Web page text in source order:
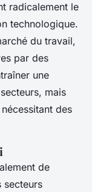
radicalement le
technologique.
du travail,
par des
une
mais
des
de
secteurs